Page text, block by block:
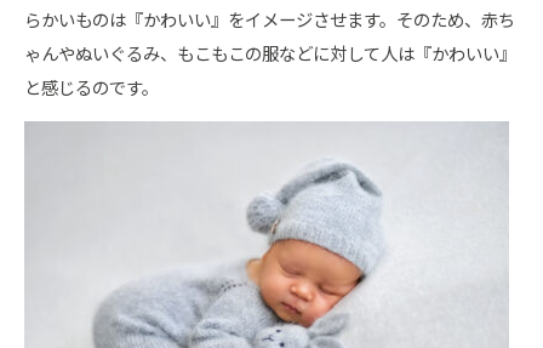
らかいものは『かわいい』をイメージさせます。そのため、赤ち
ゃんやぬいぐるみ、もこもこの服などに対して人は『かわいい』
と感じるのです。